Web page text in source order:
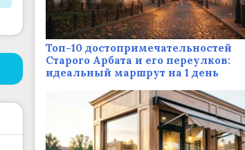
Топ-10 достопримечательностей
Старого Арбата и его переулков:
идеальный маршрут на 1 день